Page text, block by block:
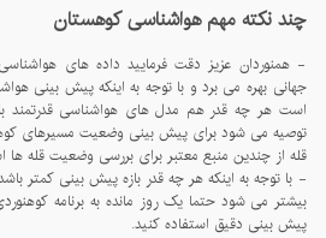
چند نکته مهم هواشناسی کوهستان
- همنوردان عزیز دقت فرمایید داده های
جهانی بهره می برد و با توجه به اینکه پیش
است هر چه قدر هم مدل های هواشناسی
توصیه می شود برای پیش بینی
قله از چندین منبع معتبر برای بررسی وضعیت قله ها استفاده کنید
- با توجه به اینکه هر چه قدر بازه پیش بینی کمتر
بیشتر می شود حتما یک روز مانده به برنامه
پیش بینی دقیق استفاده کنید.